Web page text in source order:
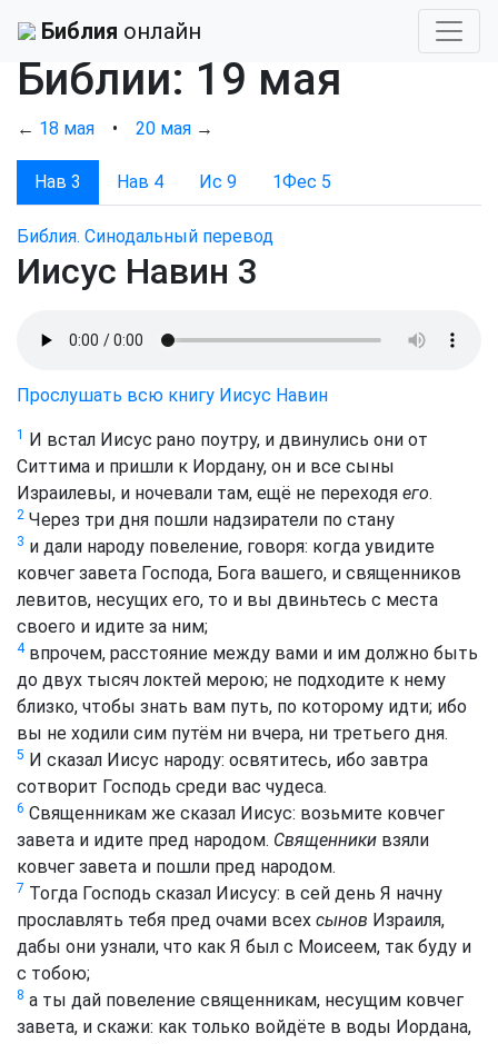
Библия онлайн
Ежедневное чтение
Библии: 19 мая
← 18 мая • 20 мая →
Нав 3 Нав 4 Ис 9 1Фес 5
Библия. Синодальный перевод
Иисус Навин 3
Прослушать всю книгу Иисус Навин
1 И встал Иисус рано поутру, и двинулись они от
Ситтима и пришли к Иордану, он и все сыны
Израилевы, и ночевали там, ещё не переходя его.
2 Через три дня пошли надзиратели по стану
3 и дали народу повеление, говоря: когда увидите
ковчег завета Господа, Бога вашего, и священников
левитов, несущих его, то и вы двиньтесь с места
своего и идите за ним;
4впрочем, расстояние между вами и им должно быть
до двух тысяч локтей мерою; не подходите к нему
близко, чтобы знать вам путь, по которому идти; ибо
вы не ходили сим путём ни вчера, ни третьего дня.
5 И сказал Иисус народу: освятитесь, ибо завтра
сотворит Господь среди вас чудеса.
6 Священникам же сказал Иисус: возьмите ковчег
завета и идите пред народом. Священники взяли
ковчег завета и пошли пред народом.
7 Тогда Господь сказал Иисусу: в сей день Я начну
прославлять тебя пред очами всех сынов Израиля,
дабы они узнали, что как Я был с Моисеем, так буду и
с тобою;
8 а ты дай повеление священникам, несущим ковчег
завета, и скажи: как только войдёте в воды Иордана,